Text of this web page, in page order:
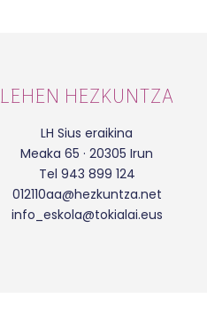
LEHEN HEZKUNTZA
LH Sius eraikina
Meaka 65 · 20305 Irun
Tel 943 899 124
012110aa@hezkuntza.net
info_eskola@tokialai.eus